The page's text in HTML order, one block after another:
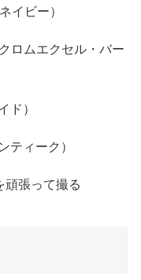
イビー）
ロムエクセル・バー
ド）
ティーク）
頑張って撮る